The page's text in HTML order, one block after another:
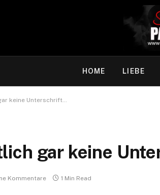
HOME LIEBE
keine Unterschrift…
gar keine
Kommentare 1 Min Read